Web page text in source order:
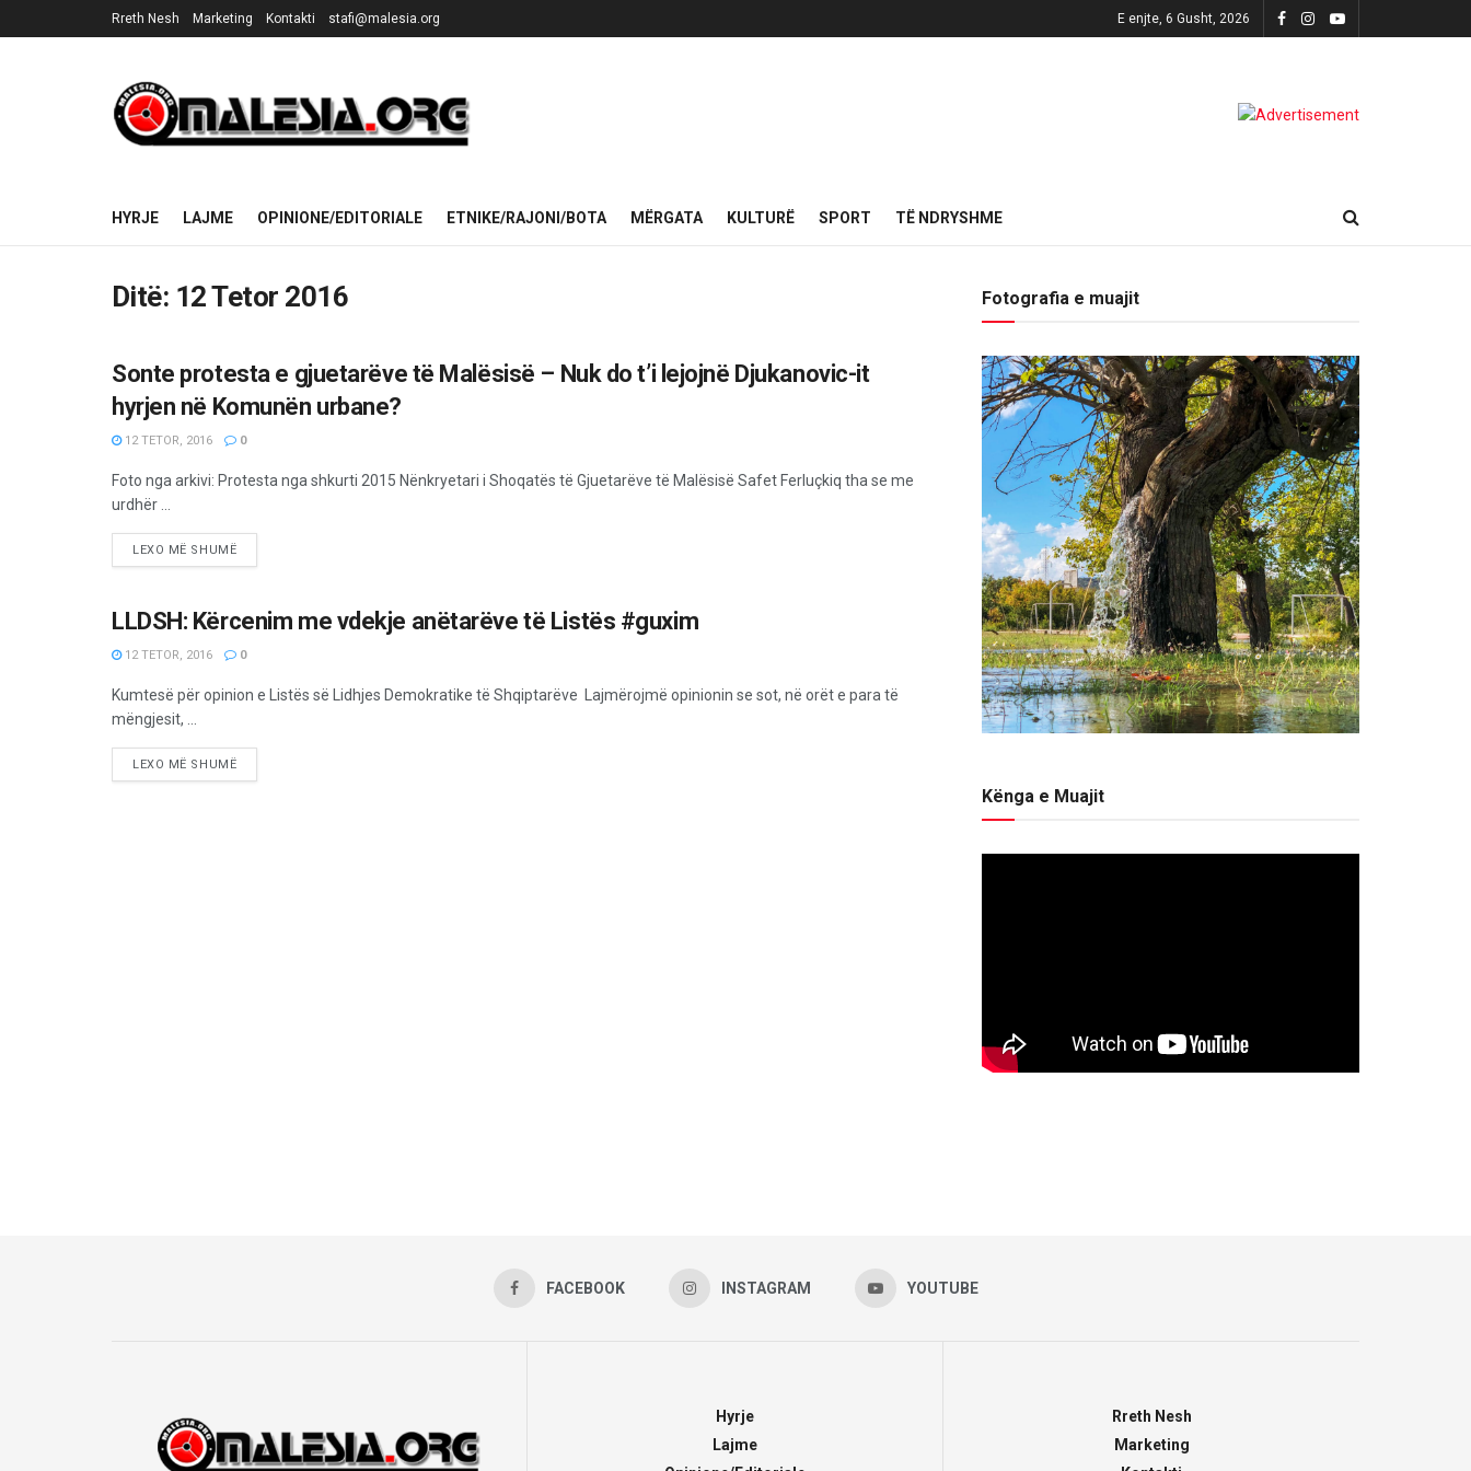
Rreth Nesh Marketing Kontakti stafi@malesia.org E enjte, 6 Gusht, 2026
HYRJE LAJME OPINIONE/EDITORIALE ETNIKE/RAJONI/BOTA MËRGATA KULTURË SPORT TË NDRYSHME
Ditë: 12 Tetor 2016
LAJME
Sonte protesta e gjuetarëve të Malësisë – Nuk do t’i lejojnë Djukanovic-it
hyrjen në Komunën urbane?
12 TETOR, 2016 0
Foto nga arkivi: Protesta nga shkurti 2015 Nënkryetari i Shoqatës të Gjuetarëve të Malësisë Safet Ferluçkiq tha se me
urdhër ...
LEXO MË SHUMË
LAJME
LLDSH: Kërcenim me vdekje anëtarëve të Listës #guxim
12 TETOR, 2016 0
Kumtesë për opinion e Listës së Lidhjes Demokratike të Shqiptarëve Lajmërojmë opinionin se sot, në orët e para të
mëngjesit, ...
LEXO MË SHUMË
Fotografia e muajit
Kënga e Muajit
FACEBOOK INSTAGRAM YOUTUBE
Hyrje
Lajme
Rreth Nesh
Marketing